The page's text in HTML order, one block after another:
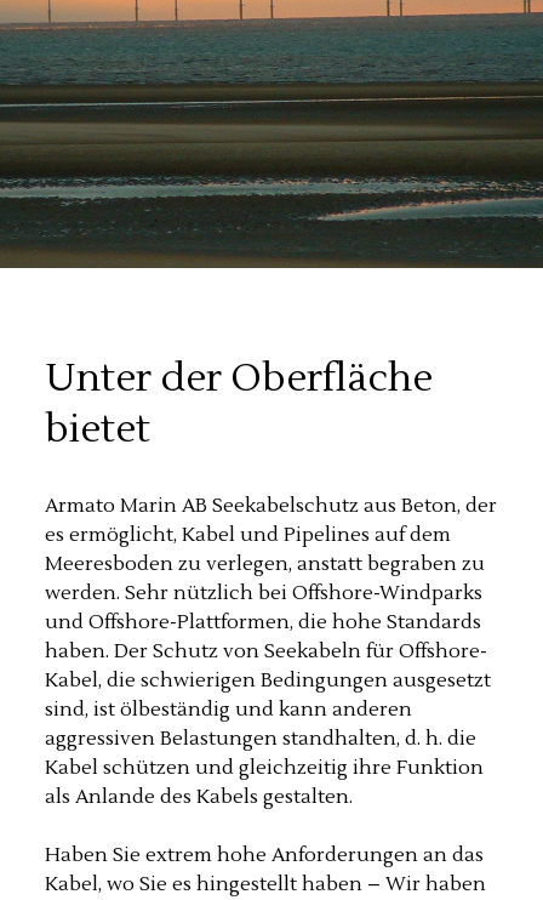
Unter der Oberfläche
bietet
Armato Marin AB Seekabelschutz aus Beton, der
es ermöglicht, Kabel und Pipelines auf dem
Meeresboden zu verlegen, anstatt begraben zu
werden. Sehr nützlich bei Offshore-Windparks
und Offshore-Plattformen, die hohe Standards
haben. Der Schutz von Seekabeln für Offshore-
Kabel, die schwierigen Bedingungen ausgesetzt
sind, ist ölbeständig und kann anderen
aggressiven Belastungen standhalten, d. h. die
Kabel schützen und gleichzeitig ihre Funktion
als Anlande des Kabels gestalten.
Haben Sie extrem hohe Anforderungen an das
Kabel, wo Sie es hingestellt haben – Wir haben